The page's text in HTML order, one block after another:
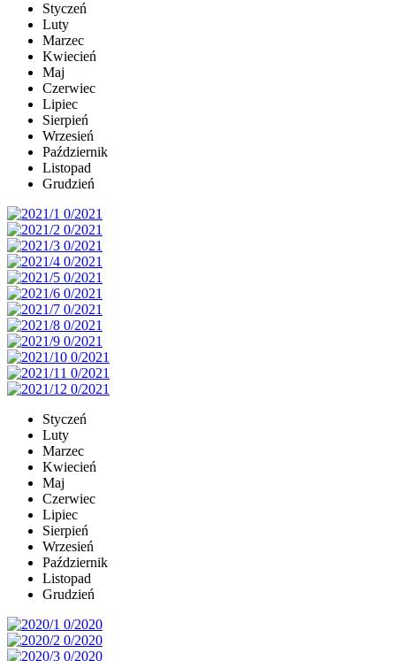
Styczeń
Luty
Marzec
Kwiecień
Maj
Czerwiec
Lipiec
Sierpień
Wrzesień
Październik
Listopad
Grudzień
Styczeń
Luty
Marzec
Kwiecień
Maj
Czerwiec
Lipiec
Sierpień
Wrzesień
Październik
Listopad
Grudzień